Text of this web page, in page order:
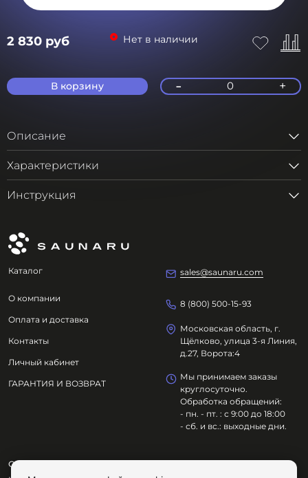
2 830 руб Нет в наличии
В корзину - 0 +
Описание
Характеристики
Инструкция
Каталог
О компании
Оплата и доставка
Контакты
Личный кабинет
ГАРАНТИЯ И ВОЗВРАТ
sales@saunaru.com
8 (800) 500-15-93
Московская область, г.
Щёлково, улица 3-я Линия,
д.27, Ворота:4
Мы принимаем заказы
круглосуточно.
Обработка обращений:
- пн. - пт. : с 9:00 до 18:00
- сб. и вс.: выходные дни.
ООО "ОЗДОРОВИТЕЛЬНЫЕ ТЕХНОЛОГИИ"